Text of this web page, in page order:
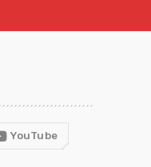
YouTube